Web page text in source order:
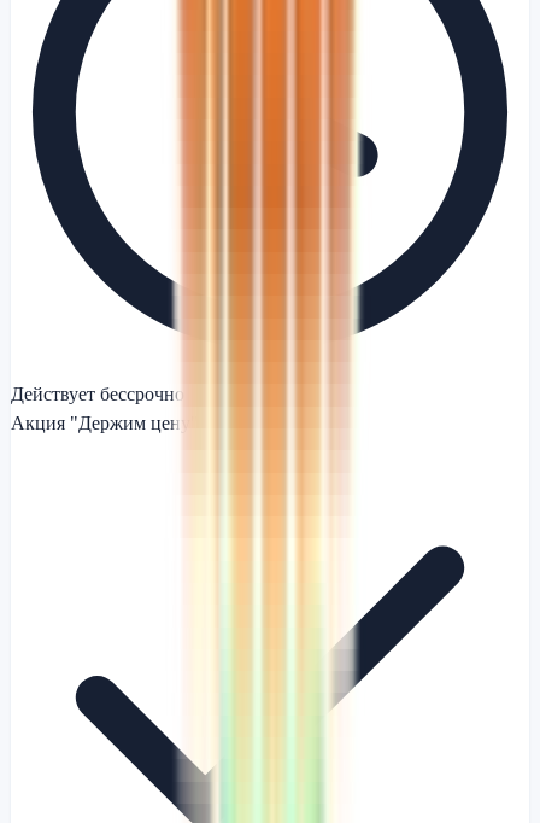
Действует бессрочно
Акция "Держим цену"